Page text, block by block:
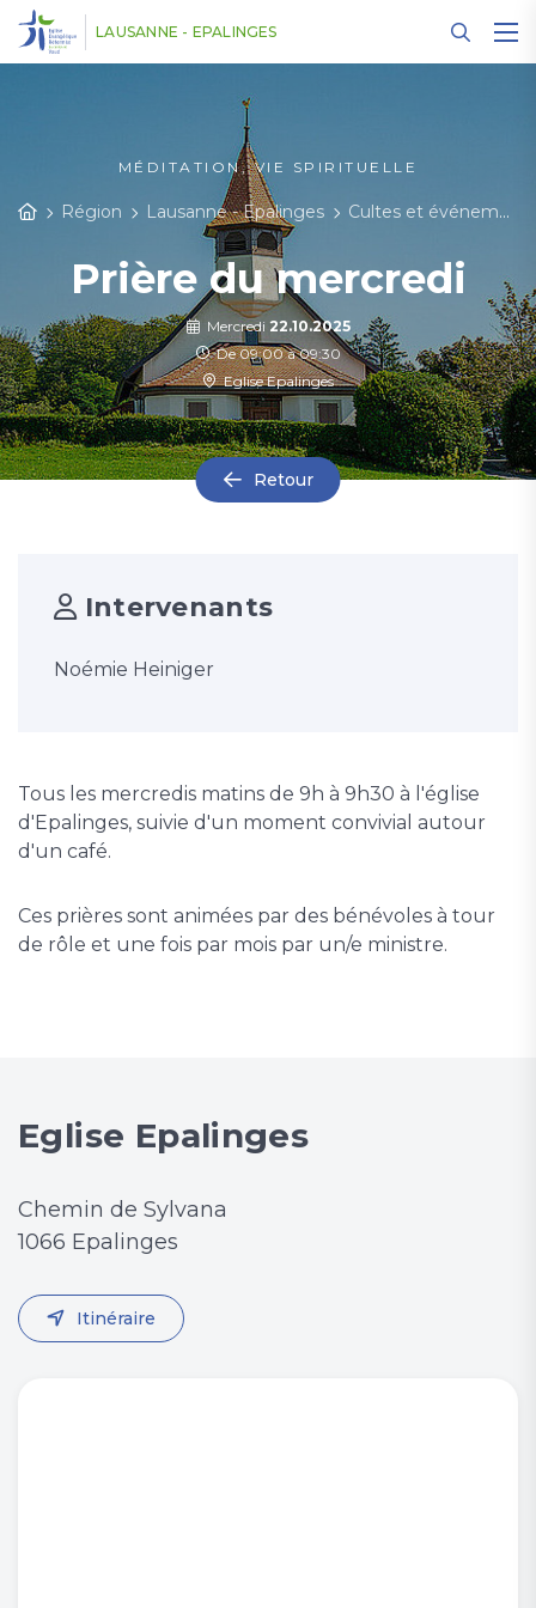
LAUSANNE - EPALINGES
MÉDITATION, VIE SPIRITUELLE
Région Lausanne - Epalinges Cultes et événements
Prière du mercredi
Mercredi 22.10.2025
De 09:00 à 09:30
Eglise Epalinges
Retour
Intervenants
Noémie Heiniger
Tous les mercredis matins de 9h à 9h30 à l'église
d'Epalinges, suivie d'un moment convivial autour
d'un café.
Ces prières sont animées par des bénévoles à tour
de rôle et une fois par mois par un/e ministre.
Eglise Epalinges
Chemin de Sylvana
1066 Epalinges
Itinéraire
Panneau de gestion des cookies